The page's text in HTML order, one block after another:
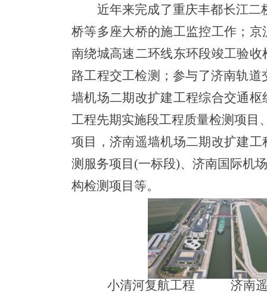
近年来完成了重庆丰都长江二
桥等多座大桥的施工监控工作；
南绕城高速二环线东环段竣工验
路工程交工检测；参与了济南轨
墙机场二期改扩建工程综合交通
工程先期实施段工程质量检测项目
项目，济南遥墙机场二期改扩建
测服务项目(一标段)、济南国际机
构检测项目等。
小清河复航工程 济南